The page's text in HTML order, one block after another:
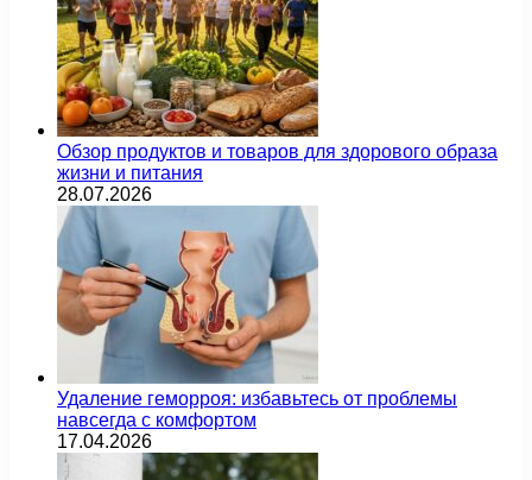
Обзор продуктов и товаров для здорового образа
жизни и питания
28.07.2026
Удаление геморроя: избавьтесь от проблемы
навсегда с комфортом
17.04.2026